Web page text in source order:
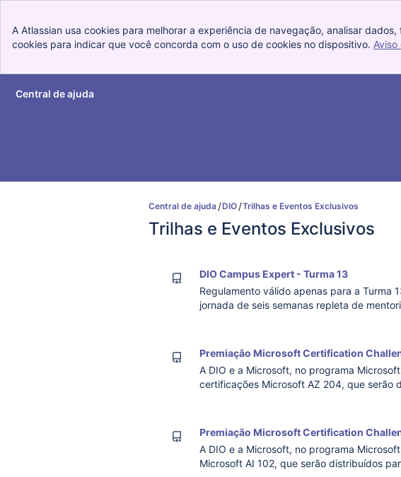
A Atlassian usa cookies para melhorar a experiência de navegação, analisar
cookies para indicar que você concorda com o uso de cookies no dispositivo.
Ir para o conteúdo principal
Central de ajuda
Central de ajuda DIO Trilhas e Eventos Exclusivos
Trilhas e Eventos Exclusivos
DIO Campus Expert - Turma 13
Regulamento válido apenas para a Turma
jornada de seis semanas repleta de
Premiação Microsoft Certification
A DIO e a Microsoft, no programa
certificações Microsoft AZ 204, que serão
Premiação Microsoft Certification
A DIO e a Microsoft, no programa
Microsoft AI 102, que serão distribuídos